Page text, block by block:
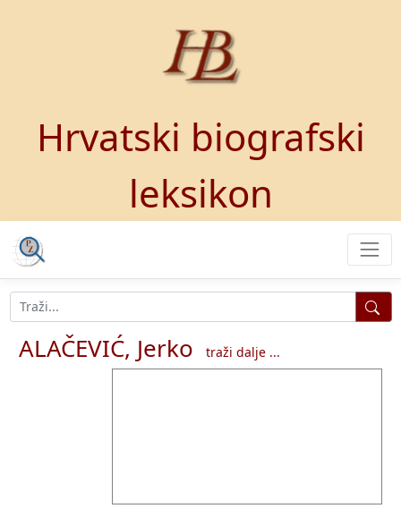
Hrvatski biografski
leksikon
ALAČEVIĆ, Jerko traži dalje ...